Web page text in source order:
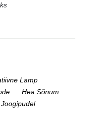
Lamp
Hea Sõnum
Joogipudel